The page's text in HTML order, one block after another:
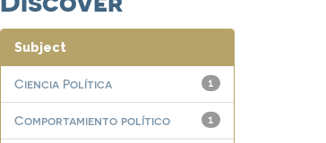
Subject
1
Ciencia Política
1
Comportamiento político